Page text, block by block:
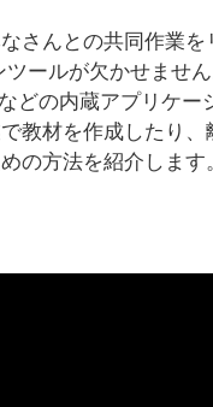
さんとの共同作業を
ールが欠かせません
どの内蔵アプリケー
教材を作成したり
の方法を紹介します。